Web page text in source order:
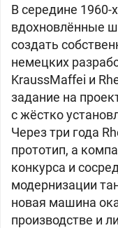
В середине 1960-
вдохновлённые
создать
немецких
KraussMaffei и
задание на
с жёстко
Через три года
прототип, а
конкурса и
модернизации
новая машина
производстве и